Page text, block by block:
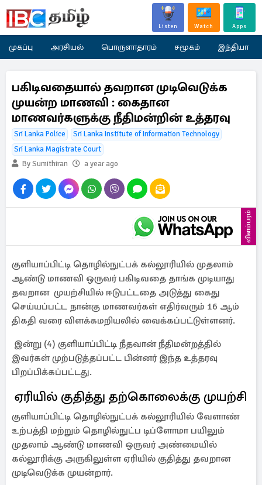
Listen Watch Apps
முகப்பு அரசியல் பொருளாதாரம் சமூகம் இந்தியா
பகிடிவதையால் தவறான முடிவெடுக்க
முயன்ற மாணவி : கைதான
மாணவர்களுக்கு நீதிமன்றின் உத்தரவு
Sri Lanka Police
Sri Lanka Institute of Information Technology
Sri Lanka Magistrate Court
By Sumithiran
a year ago
விளம்பரம்
குளியாப்பிட்டி தொழில்நுட்பக் கல்லூரியில் முதலாம்
ஆண்டு மாணவி ஒருவர் பகிடிவதை தாங்க முடியாது
தவறான முயற்சியில் ஈடுபட்டதை அடுத்து கைது
செய்யப்பட்ட நான்கு மாணவர்கள் எதிர்வரும் 16 ஆம்
திகதி வரை விளக்கமறியலில் வைக்கப்பட்டுள்ளனர்.
இன்று (4) குளியாப்பிட்டி நீதவான் நீதிமன்றத்தில்
இவர்கள் முற்படுத்தப்பட்ட பின்னர் இந்த உத்தரவு
பிறப்பிக்கப்பட்டது.
ஏரியில் குதித்து தற்கொலைக்கு முயற்சி
குளியாப்பிட்டி தொழில்நுட்பக் கல்லூரியில் வேளாண்
உற்பத்தி மற்றும் தொழில்நுட்ப டிப்ளோமா பயிலும்
முதலாம் ஆண்டு மாணவி ஒருவர் அண்மையில்
கல்லூரிக்கு அருகிலுள்ள ஏரியில் குதித்து தவறான
முடிவெடுக்க முயன்றார்.